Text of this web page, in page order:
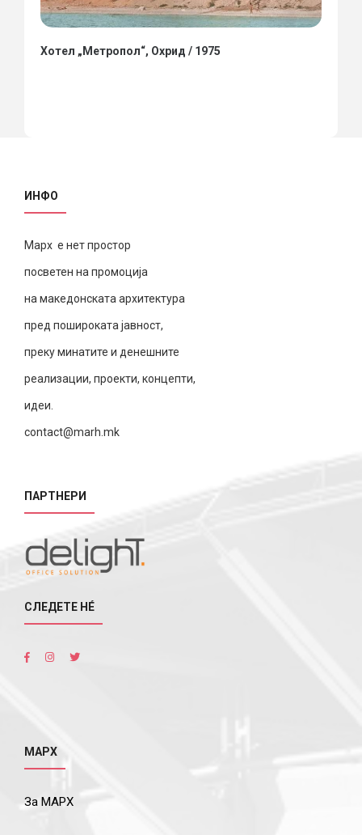
Хотел „Метропол“, Охрид / 1975
ИНФО
Марх е нет простор
посветен на промоција
на македонската архитектура
пред пошироката јавност,
преку минатите и денешните
реализации, проекти, концепти,
идеи.
contact@marh.mk
ПАРТНЕРИ
СЛЕДЕТЕ НÉ
МАРХ
За МАРХ